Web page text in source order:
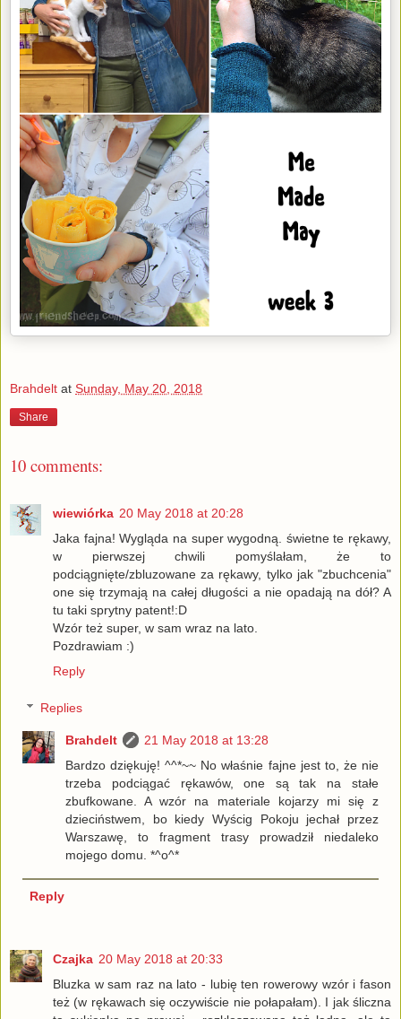
Brahdelt at Sunday, May 20, 2018
Share
10 comments:
wiewiórka 20 May 2018 at 20:28
Jaka fajna! Wygląda na super wygodną. świetne te rękawy,
w pierwszej chwili pomyślałam, że to
podciągnięte/zbluzowane za rękawy, tylko jak "zbuchcenia"
one się trzymają na całej długości a nie opadają na dół? A
tu taki sprytny patent!:D
Wzór też super, w sam wraz na lato.
Pozdrawiam :)
Reply
Replies
Brahdelt
21 May 2018 at 13:28
Bardzo dziękuję! ^^*~~ No właśnie fajne jest to, że nie
trzeba podciągać rękawów, one są tak na stałe
zbufkowane. A wzór na materiale kojarzy mi się z
dzieciństwem, bo kiedy Wyścig Pokoju jechał przez
Warszawę, to fragment trasy prowadził niedaleko
mojego domu. *^o^*
Reply
Czajka 20 May 2018 at 20:33
Bluzka w sam raz na lato - lubię ten rowerowy wzór i fason
też (w rękawach się oczywiście nie połapałam). I jak śliczna